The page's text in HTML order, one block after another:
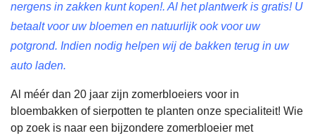
nergens in zakken kunt kopen!. Al het plantwerk is gratis! U
betaalt voor uw bloemen en natuurlijk ook voor uw
potgrond. Indien nodig helpen wij de bakken terug in uw
auto laden.
Al méér dan 20 jaar zijn zomerbloeiers voor in
bloembakken of sierpotten te planten onze specialiteit! Wie
op zoek is naar een bijzondere zomerbloeier met